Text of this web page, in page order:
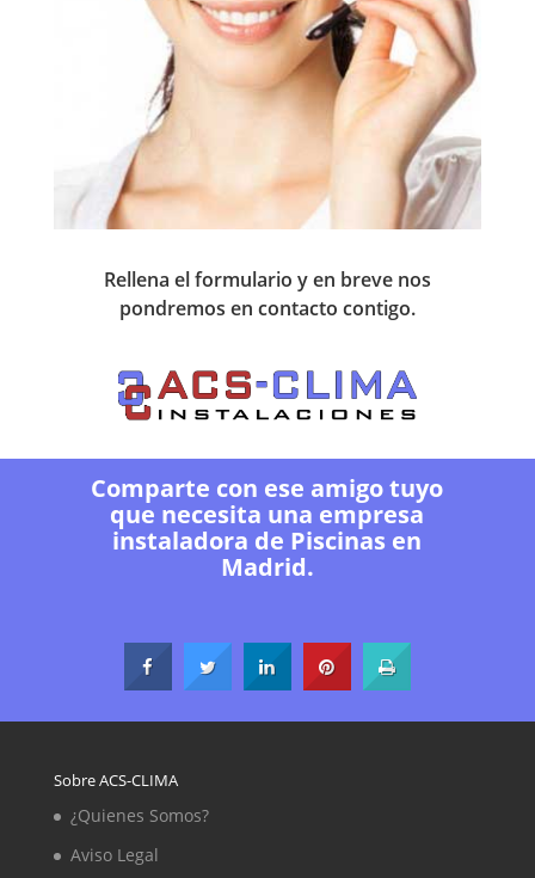
Rellena el formulario y en breve nos
pondremos en contacto contigo.
Comparte con ese amigo tuyo
que necesita una empresa
instaladora de Piscinas en
Madrid.
Sobre ACS-CLIMA
¿Quienes Somos?
Aviso Legal